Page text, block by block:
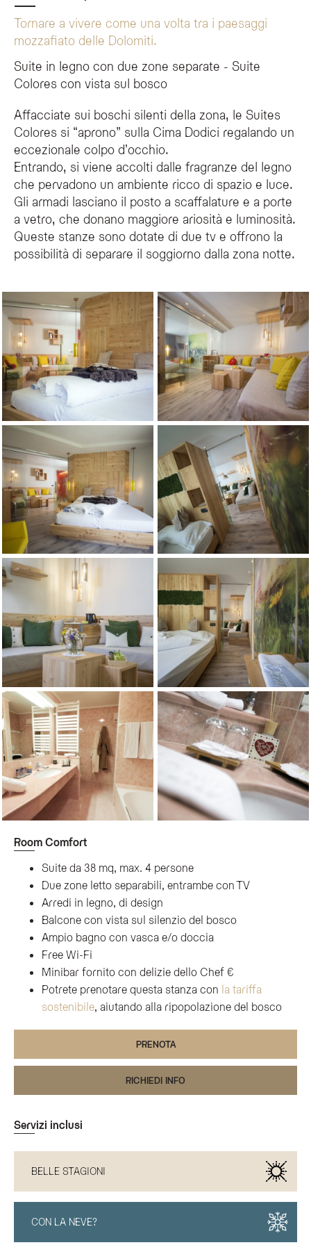
Tornare a vivere come una volta tra i paesaggi
mozzafiato delle Dolomiti.
Suite in legno con due zone separate - Suite
Colores con vista sul bosco
Affacciate sui boschi silenti della zona, le Suites
Colores si “aprono” sulla Cima Dodici regalando un
eccezionale colpo d’occhio.
Entrando, si viene accolti dalle fragranze del legno
che pervadono un ambiente ricco di spazio e luce.
Gli armadi lasciano il posto a scaffalature e a porte
a vetro, che donano maggiore ariosità e luminosità.
Queste stanze sono dotate di due tv e offrono la
possibilità di separare il soggiorno dalla zona notte.
EMAIL*
TELEFONO
NOTE
Ho letto e accettato l'informativa sulla privacy e il
trattamento dei dati personali.
Iscrivimi alla newsletter!
Room Comfort
Suite da 38 mq, max. 4 persone
Due zone letto separabili, entrambe con TV
Arredi in legno, di design
Balcone con vista sul silenzio del bosco
Ampio bagno con vasca e/o doccia
Free Wi-Fi
Minibar fornito con delizie dello Chef €
Potrete prenotare questa stanza con la tariffa
sostenibile, aiutando alla ripopolazione del bosco
PRENOTA
RICHIEDI INFO
Servizi inclusi
BELLE STAGIONI
CON LA NEVE?